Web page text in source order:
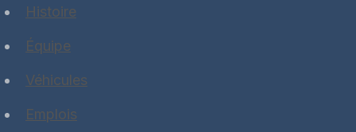
Histoire
Équipe
Véhicules
Emplois